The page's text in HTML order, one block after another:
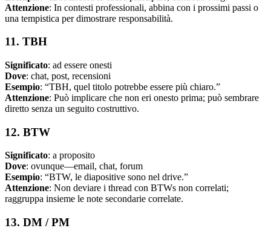
Attenzione: In contesti professionali, abbina con i prossimi passi o
una tempistica per dimostrare responsabilità.
11. TBH
Significato: ad essere onesti
Dove: chat, post, recensioni
Esempio: “TBH, quel titolo potrebbe essere più chiaro.”
Attenzione: Può implicare che non eri onesto prima; può sembrare
diretto senza un seguito costruttivo.
12. BTW
Significato: a proposito
Dove: ovunque—email, chat, forum
Esempio: “BTW, le diapositive sono nel drive.”
Attenzione: Non deviare i thread con BTWs non correlati;
raggruppa insieme le note secondarie correlate.
13. DM / PM